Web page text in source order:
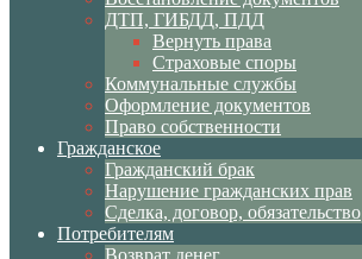
ДТП, ГИБДД, ПДД
Вернуть права
Страховые споры
Коммунальные службы
Оформление документов
Право собственности
Гражданское
Гражданский брак
Нарушение гражданских прав
Сделка, договор, обязательство
Потребителям
Возврат денег